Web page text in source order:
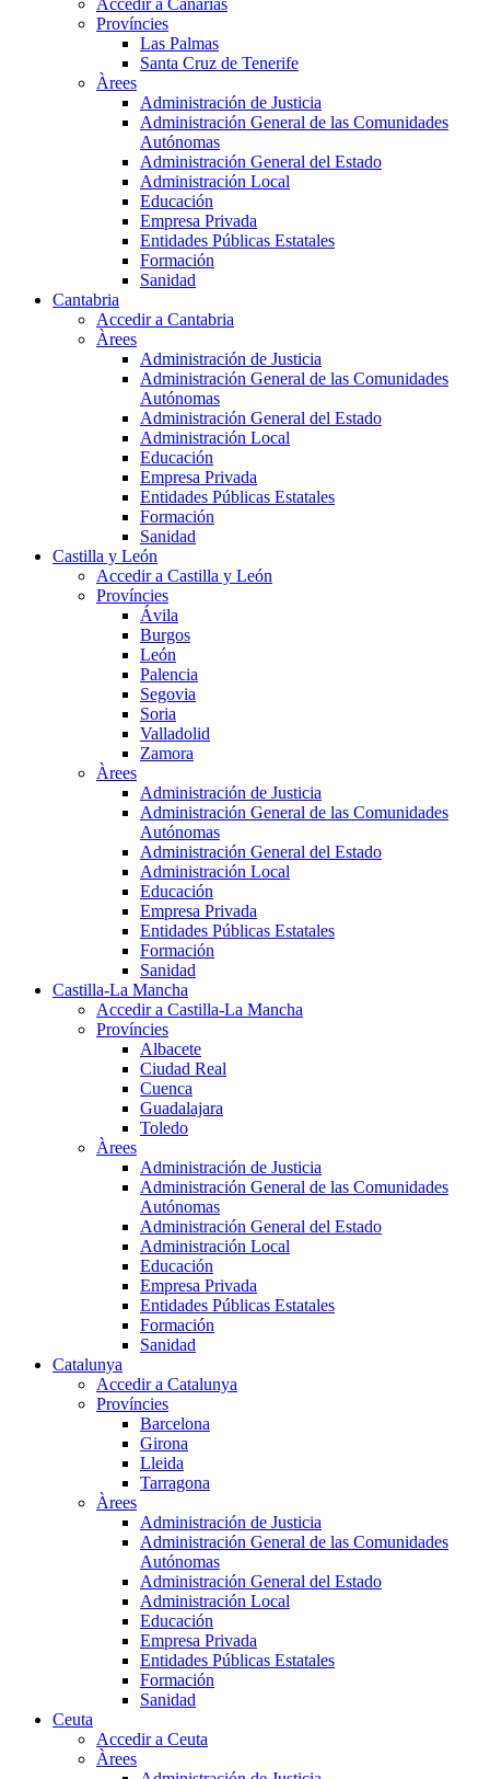
Accedir a Canarias
Províncies
Las Palmas
Santa Cruz de Tenerife
Àrees
Administración de Justicia
Administración General de las Comunidades
Autónomas
Administración General del Estado
Administración Local
Educación
Empresa Privada
Entidades Públicas Estatales
Formación
Sanidad
Cantabria
Accedir a Cantabria
Àrees
Administración de Justicia
Administración General de las Comunidades
Autónomas
Administración General del Estado
Administración Local
Educación
Empresa Privada
Entidades Públicas Estatales
Formación
Sanidad
Castilla y León
Accedir a Castilla y León
Províncies
Ávila
Burgos
León
Palencia
Segovia
Soria
Valladolid
Zamora
Àrees
Administración de Justicia
Administración General de las Comunidades
Autónomas
Administración General del Estado
Administración Local
Educación
Empresa Privada
Entidades Públicas Estatales
Formación
Sanidad
Castilla-La Mancha
Accedir a Castilla-La Mancha
Províncies
Albacete
Ciudad Real
Cuenca
Guadalajara
Toledo
Àrees
Administración de Justicia
Administración General de las Comunidades
Autónomas
Administración General del Estado
Administración Local
Educación
Empresa Privada
Entidades Públicas Estatales
Formación
Sanidad
Catalunya
Accedir a Catalunya
Províncies
Barcelona
Girona
Lleida
Tarragona
Àrees
Administración de Justicia
Administración General de las Comunidades
Autónomas
Administración General del Estado
Administración Local
Educación
Empresa Privada
Entidades Públicas Estatales
Formación
Sanidad
Ceuta
Accedir a Ceuta
Àrees